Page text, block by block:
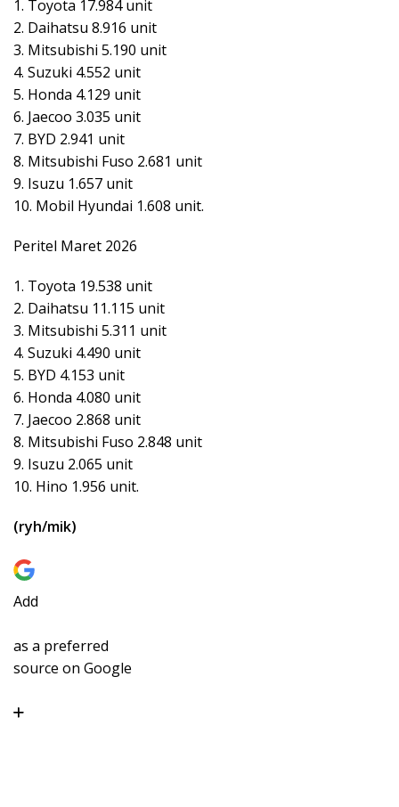
1. Toyota 17.984 unit
2. Daihatsu 8.916 unit
3. Mitsubishi 5.190 unit
4. Suzuki 4.552 unit
5. Honda 4.129 unit
6. Jaecoo 3.035 unit
7. BYD 2.941 unit
8. Mitsubishi Fuso 2.681 unit
9. Isuzu 1.657 unit
10. Mobil Hyundai 1.608 unit.
Peritel Maret 2026
1. Toyota 19.538 unit
2. Daihatsu 11.115 unit
3. Mitsubishi 5.311 unit
4. Suzuki 4.490 unit
5. BYD 4.153 unit
6. Honda 4.080 unit
7. Jaecoo 2.868 unit
8. Mitsubishi Fuso 2.848 unit
9. Isuzu 2.065 unit
10. Hino 1.956 unit.
(ryh/mik)
Add
as a preferred
source on Google